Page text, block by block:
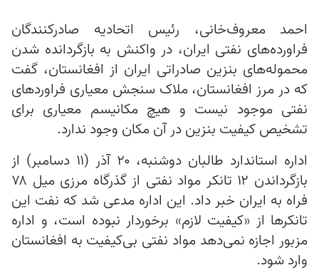
احمد معروف‌خانی، رئیس اتحادیه صادرکنندگان
فراورده‌های نفتی ایران، در واکنش به بازگردانده شدن
محموله‌های بنزین صادراتی ایران از افغانستان، گفت
که در مرز افغانستان، ملاک سنجش معیاری فراوردهای
نفتی موجود نیست و هیچ مکانیسم معیاری برای
تشخیص کیفیت بنزین در آن مکان وجود ندارد.
اداره استاندارد طالبان دوشنبه، ۲۰ آذر (۱۱ دسامبر) از
بازگرداندن ۱۲ تانکر مواد نفتی از گذرگاه مرزی میل ۷۸
فراه به ایران خبر داد. این اداره مدعی شد که نفت این
تانکرها از «کیفیت لازم» برخوردار نبوده است، و اداره
مزبور اجازه نمی‌دهد مواد نفتی بی‌‎کیفیت به افغانستان
وارد شود.